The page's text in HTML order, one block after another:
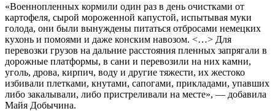
«Военнопленных кормили один раз в день очистками от
картофеля, сырой мороженной капустой, испытывая муки
голода, они были вынуждены питаться отбросами немецких
кухонь и помоями и даже конским навозом. <…> Для
перевозки грузов на дальние расстояния пленных запрягали в
дорожные платформы, в сани и перевозили на них камни,
уголь, дрова, кирпич, воду и другие тяжести, их жестоко
избивали плетками, кнутами, сапогами, прикладами, упавших
либо закалывали, либо пристреливали на месте», — добавила
Майя Добычина.